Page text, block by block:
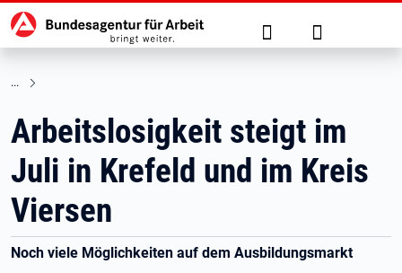
zu den Hauptinhalten springen
Hauptnavigation Suche Anmelden
Arbeitslosigkeit steigt im
Juli in Krefeld und im Kreis
Viersen
Noch viele Möglichkeiten auf dem Ausbildungsmarkt